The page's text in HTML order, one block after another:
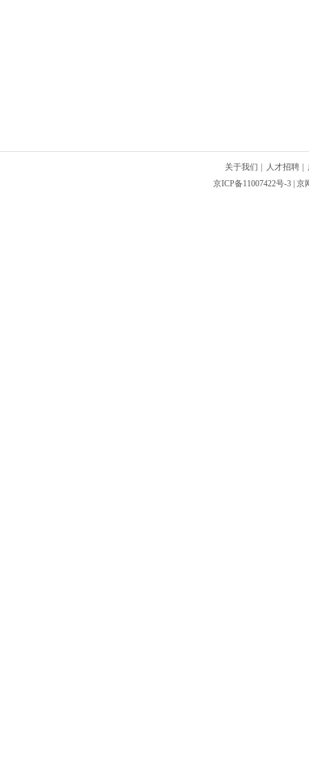
关于我们 人才招聘
京ICP备11007422号-3 |